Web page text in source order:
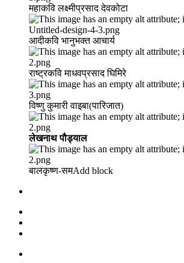
महाकवि लक्ष्मीप्रसाद देवकोटा
आदीकवि भानुभक्त आचार्य
राष्ट्रकवि माधवप्रसाद घिमिरे
विष्णु कुमारी वाइबा(पारिजात)
लेखनाथ पौड्याल
बालकृष्ण-सम Add block